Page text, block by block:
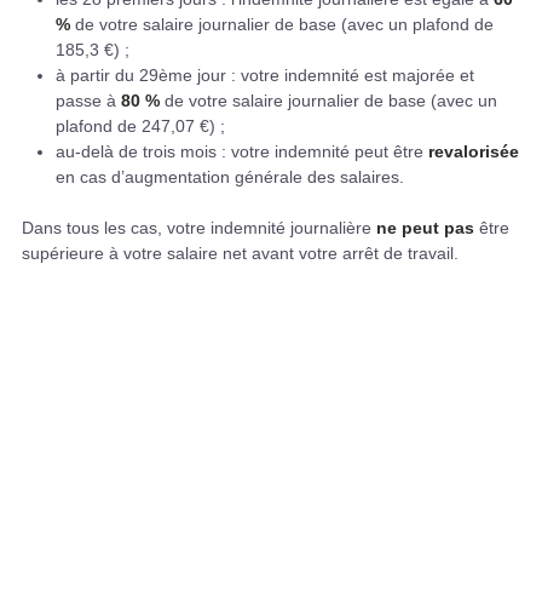
% de votre salaire journalier de base (avec un plafond de
185,3 €) ;
à partir du 29ème jour : votre indemnité est majorée et
passe à 80 % de votre salaire journalier de base (avec un
plafond de 247,07 €) ;
au-delà de trois mois : votre indemnité peut être revalorisée
en cas d’augmentation générale des salaires.
Dans tous les cas, votre indemnité journalière ne peut pas être
supérieure à votre salaire net avant votre arrêt de travail.